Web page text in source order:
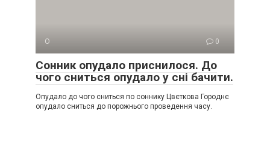
О 0
Сонник опудало приснилося. До
чого сниться опудало у сні бачити.
Опудало до чого сниться по соннику Цвєткова Городнє
опудало сниться до порожнього проведення часу.